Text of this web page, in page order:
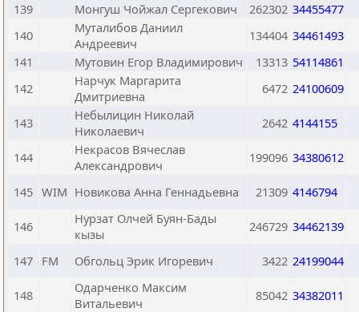
139
Монгуш Чойжал Сергекович 262302 34455477
140
Муталибов Даниил
Андреевич
134404 34461493
141
Мутовин Егор Владимирович 13313 54114861
142
Нарчук Маргарита
Дмитриевна
6472 24100609
143
Небылицин Николай
Николаевич
2642 4144155
144
Некрасов Вячеслав
Александрович
199096 34380612
145 WIM Новикова Анна Геннадьевна 21309 4146794
146
Нурзат Олчей Буян-Бады
кызы
246729 34462139
147 FM Обгольц Эрик Игоревич 3422 24199044
148
Одарченко Максим
Витальевич
85042 34382011